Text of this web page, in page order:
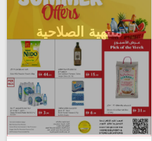
منتهية الصلاحية